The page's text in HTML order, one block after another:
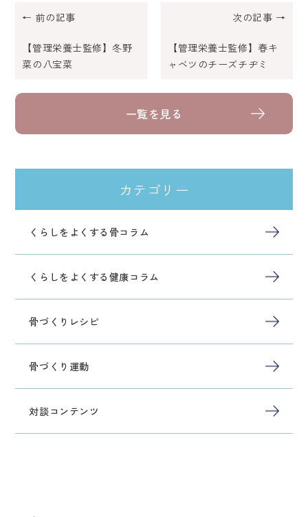
← 前の記事
【管理栄養士監修】冬野
菜の八宝菜
次の記事 →
【管理栄養士監修】春キ
ャベツのチーズチヂミ
一覧を見る
カテゴリー
くらしをよくする骨コラム
くらしをよくする健康コラム
骨づくりレシピ
骨づくり運動
対談コンテンツ